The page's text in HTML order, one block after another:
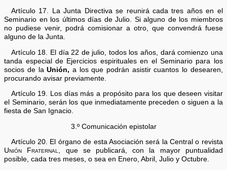
Artículo 17. La Junta Directiva se reunirá cada tres años en el
Seminario en los últimos días de Julio. Si alguno de los miembros
no pudiese venir, podrá comisionar a otro, que convendrá fuese
alguno de la Junta.
Artículo 18. El día 22 de julio, todos los años, dará comienzo una
tanda especial de Ejercicios espirituales en el Seminario para los
socios de laUnión, a los que podrán asistir cuantos lo desearen,
procurando avisar previamente.
Artículo 19. Los días más a propósito para los que deseen visitar
el Seminario, serán los que inmediatamente preceden o siguen a la
fiesta de San Ignacio.
3.º Comunicación epistolar
Artículo 20. El órgano de esta Asociación será la Central o revista
Unión Fraternal, que se publicará, con la mayor puntualidad
posible, cada tres meses, o sea en Enero, Abril, Julio y Octubre.